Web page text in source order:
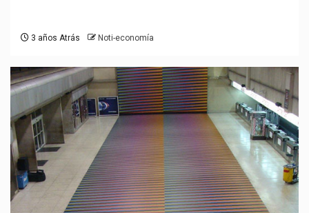
3 años Atrás Noti-economía